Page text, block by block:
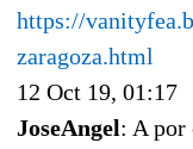
https://
zaragoza.html
12 Oct 19, 01:17
JoseAngel: A por